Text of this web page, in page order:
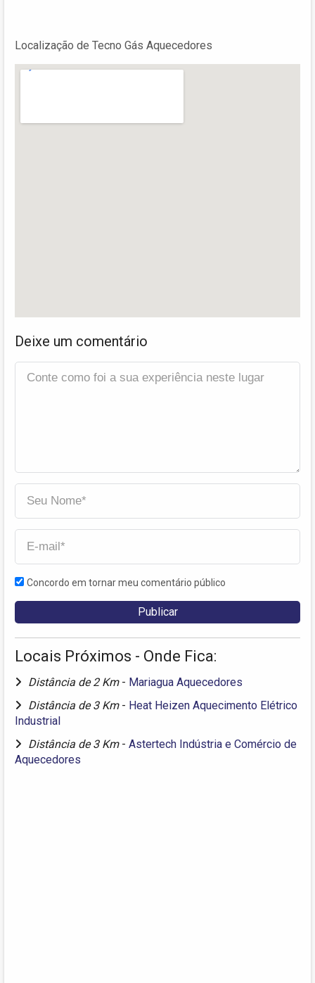
Localização de Tecno Gás Aquecedores
Deixe um comentário
Concordo em tornar meu comentário público
Locais Próximos - Onde Fica:
Distância de 2 Km - Mariagua Aquecedores
Distância de 3 Km - Heat Heizen Aquecimento Elétrico
Industrial
Distância de 3 Km - Astertech Indústria e Comércio de
Aquecedores